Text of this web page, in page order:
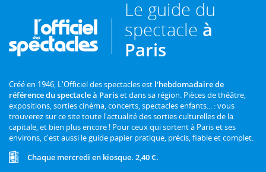
Le guide du
spectacle à
Paris
Créé en 1946, L'Officiel des spectacles est l'hebdomadaire de
référence du spectacle à Pariset dans sa région. Pièces de théâtre,
expositions, sorties cinéma, concerts, spectacles enfants... : vous
trouverez sur ce site toute l'actualité des sorties culturelles de la
capitale, et bien plus encore ! Pour ceux qui sortent à Paris et ses
environs, c'est aussi le guide papier pratique, précis, fiable et complet.
Chaque mercredi en kiosque. 2,40 €.